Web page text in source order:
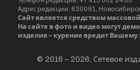
Адрес редакции: 630091,
Сайт является средством
На сайте в фото и видео могут
изделия – курение вредит Вашему
© 2016 – 2026, Сетевое